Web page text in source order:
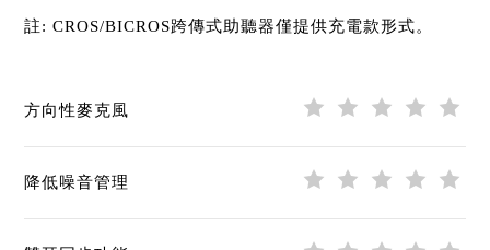
註: CROS/BICROS跨傳式助聽器僅提供充電款形式。
方向性麥克風
降低噪音管理